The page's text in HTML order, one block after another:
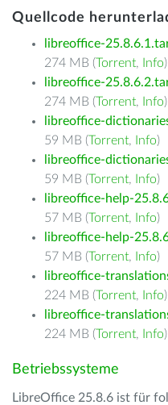
Quellcode
libreoffice-
274 MB (Torrent, Info)
libreoffice-
274 MB (Torrent, Info)
libreoffice-
59 MB (Torrent, Info)
libreoffice-
59 MB (Torrent, Info)
libreoffice-help-
57 MB (Torrent, Info)
libreoffice-help-
57 MB (Torrent, Info)
libreoffice-
224 MB (Torrent, Info)
libreoffice-
224 MB (Torrent, Info)
Betriebssysteme
LibreOffice 25.8.6 ist für